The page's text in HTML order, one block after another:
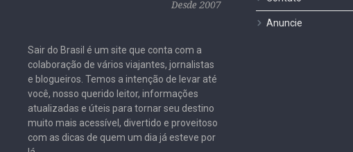
Sair do Brasil é um site que conta com a
colaboração de vários viajantes, jornalistas
e blogueiros. Temos a intenção de levar até
você, nosso querido leitor, informações
atualizadas e úteis para tornar seu destino
muito mais acessível, divertido e proveitoso
com as dicas de quem um dia já esteve por
Anuncie